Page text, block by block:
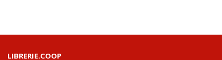
LIBRERIE.COOP